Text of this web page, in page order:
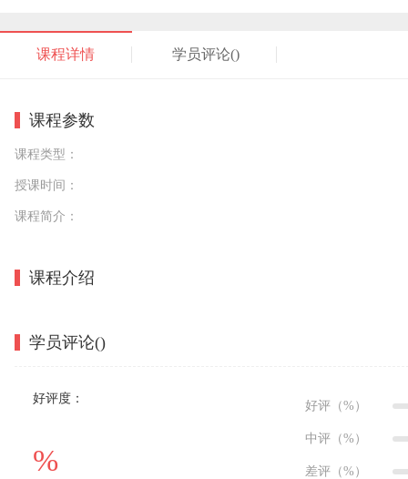
课程详情 学员评论()
课程参数
课程类型：
授课时间：
课程简介：
课程介绍
学员评论()
好评度：
%
好评（%）
中评（%）
差评（%）